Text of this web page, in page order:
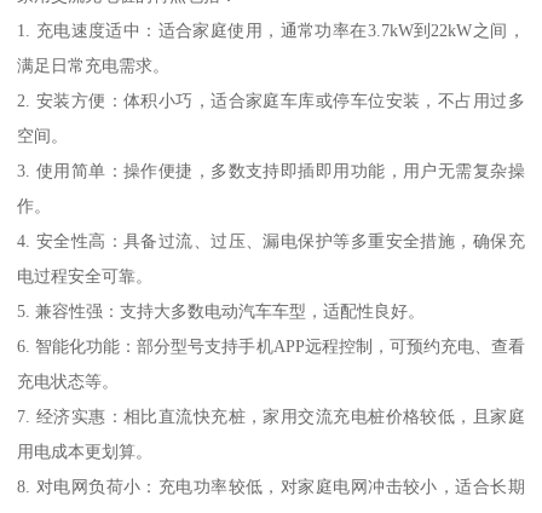
1. 充电速度适中：适合家庭使用，通常功率在3.7kW到22kW之间，
满足日常充电需求。
2. 安装方便：体积小巧，适合家庭车库或停车位安装，不占用过多
空间。
3. 使用简单：操作便捷，多数支持即插即用功能，用户无需复杂操
作。
4. 安全性高：具备过流、过压、漏电保护等多重安全措施，确保充
电过程安全可靠。
5. 兼容性强：支持大多数电动汽车车型，适配性良好。
6. 智能化功能：部分型号支持手机APP远程控制，可预约充电、查看
充电状态等。
7. 经济实惠：相比直流快充桩，家用交流充电桩价格较低，且家庭
用电成本更划算。
8. 对电网负荷小：充电功率较低，对家庭电网冲击较小，适合长期